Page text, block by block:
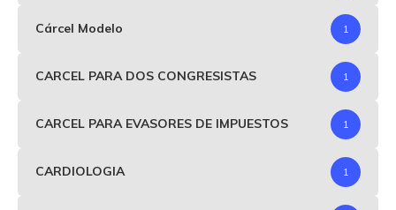
Cárcel Modelo 1
CARCEL PARA DOS CONGRESISTAS 1
CARCEL PARA EVASORES DE IMPUESTOS 1
CARDIOLOGIA 1